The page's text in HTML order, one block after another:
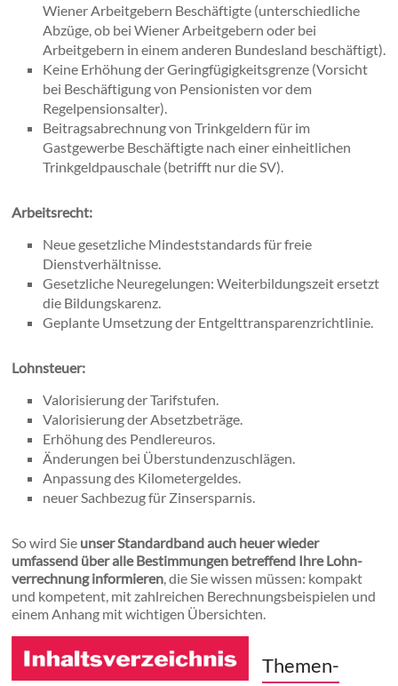
Wiener Arbeitgebern Beschäftigte (unterschiedliche
Abzüge, ob bei Wiener Arbeitgebern oder bei
Arbeitgebern in einem anderen Bundesland beschäftigt).
Keine Erhöhung der Geringfügigkeitsgrenze (Vorsicht
bei Beschäftigung von Pensionisten vor dem
Regelpensionsalter).
Beitragsabrechnung von Trinkgeldern für im
Gastgewerbe Beschäftigte nach einer einheitlichen
Trinkgeldpauschale (betrifft nur die SV).
Arbeitsrecht:
Neue gesetzliche Mindeststandards für freie
Dienstverhältnisse.
Gesetzliche Neuregelungen: Weiterbildungszeit ersetzt
die Bildungskarenz.
Geplante Umsetzung der Entgelttransparenzrichtlinie.
Lohnsteuer:
Valorisierung der Tarifstufen.
Valorisierung der Absetzbeträge.
Erhöhung des Pendlereuros.
Änderungen bei Überstundenzuschlägen.
Anpassung des Kilometergeldes.
neuer Sachbezug für Zinsersparnis.
So wird Sie unser Standardband auch heuer wieder
umfassend über alle Bestimmungen betreffend Ihre Lohn­
verrechnung informieren , die Sie wissen müssen: kompakt
und kompetent, mit zahlreichen Berech­nungs­beispielen und
einem Anhang mit wichtigen Übersichten.
Themen-